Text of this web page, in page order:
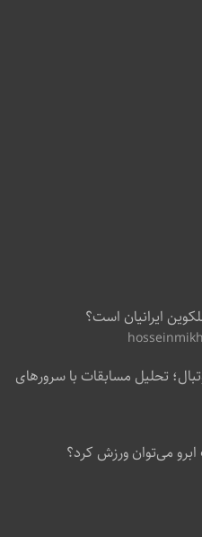
ایرانیان است؟
تحلیل مسابقات با سرورهای
می‌توان ورزش کرد؟